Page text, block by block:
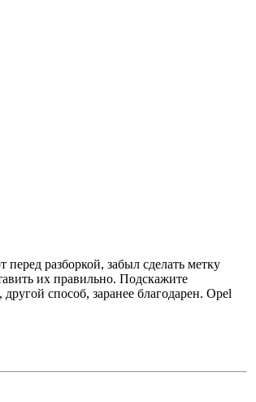
разборкой, забыл сделать метку
их правильно. Подскажите
способ, заранее благодарен. Opel